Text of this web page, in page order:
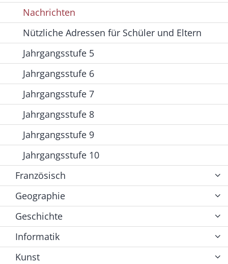
Nachrichten
Nützliche Adressen für Schüler und Eltern
Jahrgangsstufe 5
Jahrgangsstufe 6
Jahrgangsstufe 7
Jahrgangsstufe 8
Jahrgangsstufe 9
Jahrgangsstufe 10
Französisch
Geographie
Geschichte
Informatik
Kunst